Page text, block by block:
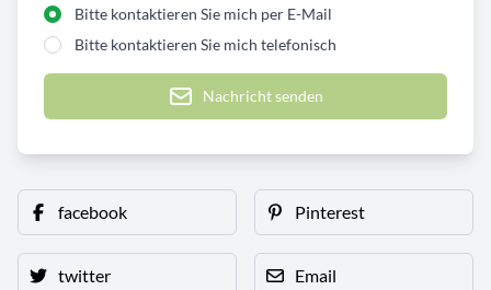
Bitte kontaktieren Sie mich per E-Mail
Bitte kontaktieren Sie mich telefonisch
Nachricht senden
facebook Pinterest
twitter Email